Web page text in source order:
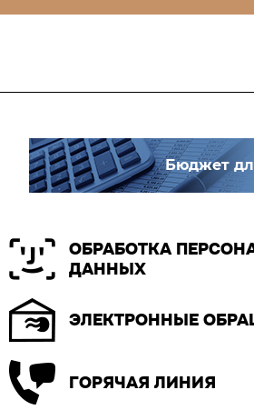
Бюджет
ОБРАБОТКА
ДАННЫХ
ЭЛЕКТРОННЫЕ
ГОРЯЧАЯ ЛИНИЯ